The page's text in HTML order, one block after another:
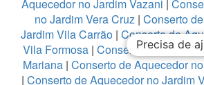
Aquecedor no Jardim Vazani |
no Jardim Vera Cruz | Conserto
Jardim Vila Carrão | Conserto de
Vila Formosa | Conserto de
Mariana | Conserto de Aquecedor
| Conserto de Aquecedor no Jardim
Precisa de